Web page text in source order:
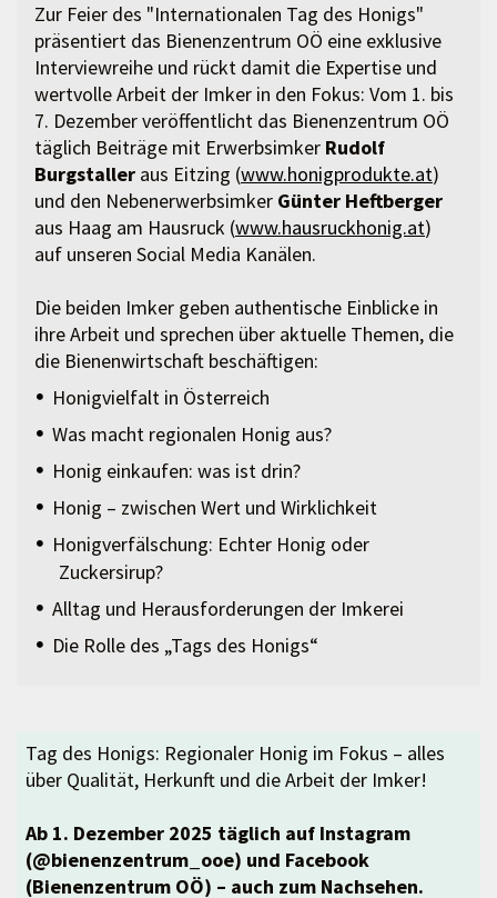
Zur Feier des "Internationalen Tag des Honigs"
präsentiert das Bienenzentrum OÖ eine exklusive
Interviewreihe und rückt damit die Expertise und
wertvolle Arbeit der Imker in den Fokus: Vom 1. bis
7. Dezember veröffentlicht das Bienenzentrum OÖ
täglich Beiträge mit Erwerbsimker Rudolf
Burgstaller aus Eitzing (www.honigprodukte.at)
und den Nebenerwerbsimker Günter Heftberger
aus Haag am Hausruck (www.hausruckhonig.at)
auf unseren Social Media Kanälen.
Die beiden Imker geben authentische Einblicke in
ihre Arbeit und sprechen über aktuelle Themen, die
die Bienenwirtschaft beschäftigen:
Honigvielfalt in Österreich
Was macht regionalen Honig aus?
Honig einkaufen: was ist drin?
Honig – zwischen Wert und Wirklichkeit
Honigverfälschung: Echter Honig oder
Zuckersirup?
Alltag und Herausforderungen der Imkerei
Die Rolle des „Tags des Honigs“
Tag des Honigs: Regionaler Honig im Fokus – alles
über Qualität, Herkunft und die Arbeit der Imker!
Ab 1. Dezember 2025 täglich auf Instagram
(@bienenzentrum_ooe) und Facebook
(Bienenzentrum OÖ) – auch zum Nachsehen.